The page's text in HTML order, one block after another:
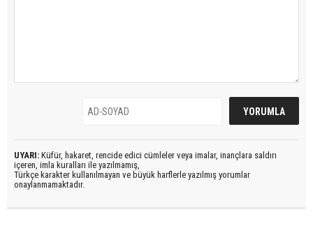
UYARI: Küfür, hakaret, rencide edici cümleler veya imalar, inançlara saldırı
içeren, imla kuralları ile yazılmamış,
Türkçe karakter kullanılmayan ve büyük harflerle yazılmış yorumlar
onaylanmamaktadır.